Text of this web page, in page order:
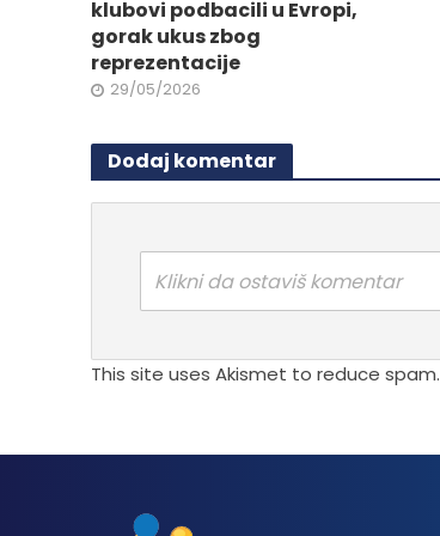
proizvoda.
klubovi podbacili u Evropi,
gorak ukus zbog
reprezentacije
29/05/2026
Dodaj komentar
Klikni da ostaviš komentar
This site uses Akismet to reduce spam.